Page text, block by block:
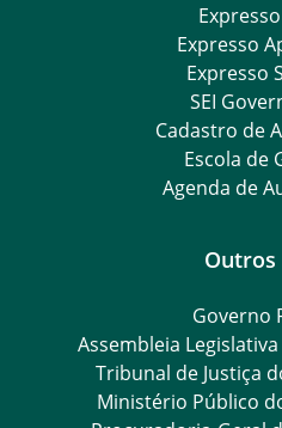
Expresso
Expresso
SEI
Cadastro de
Escola de
Agenda de
Outros
Governo
Assembleia
Tribunal de Justiça
Ministério Público